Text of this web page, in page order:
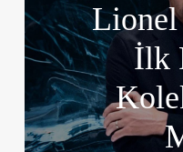
Lionel
İlk